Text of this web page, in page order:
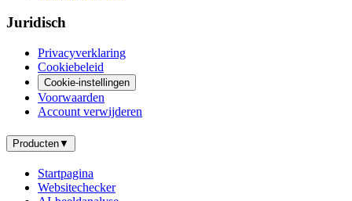
Juridisch
Privacyverklaring
Cookiebeleid
Cookie-instellingen
Voorwaarden
Account verwijderen
Producten▼
Startpagina
Websitechecker